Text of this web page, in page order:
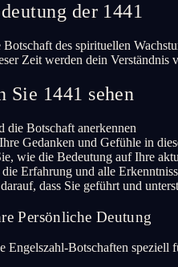
der 1441
des spirituellen
Zeit werden dein Verständnis
Sie 1441 sehen
die Botschaft anerkennen
Gedanken und Gefühle in
wie die Bedeutung auf Ihre
die Erfahrung und alle
dass Sie geführt und
Persönliche Deutung
Engelszahl-Botschaften